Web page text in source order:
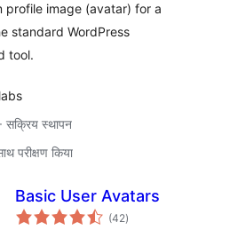
profile image (avatar) for a
standard WordPress
tool.
स्थापन
परीक्षण किया
Basic User Avatars
(42कुल
दर)